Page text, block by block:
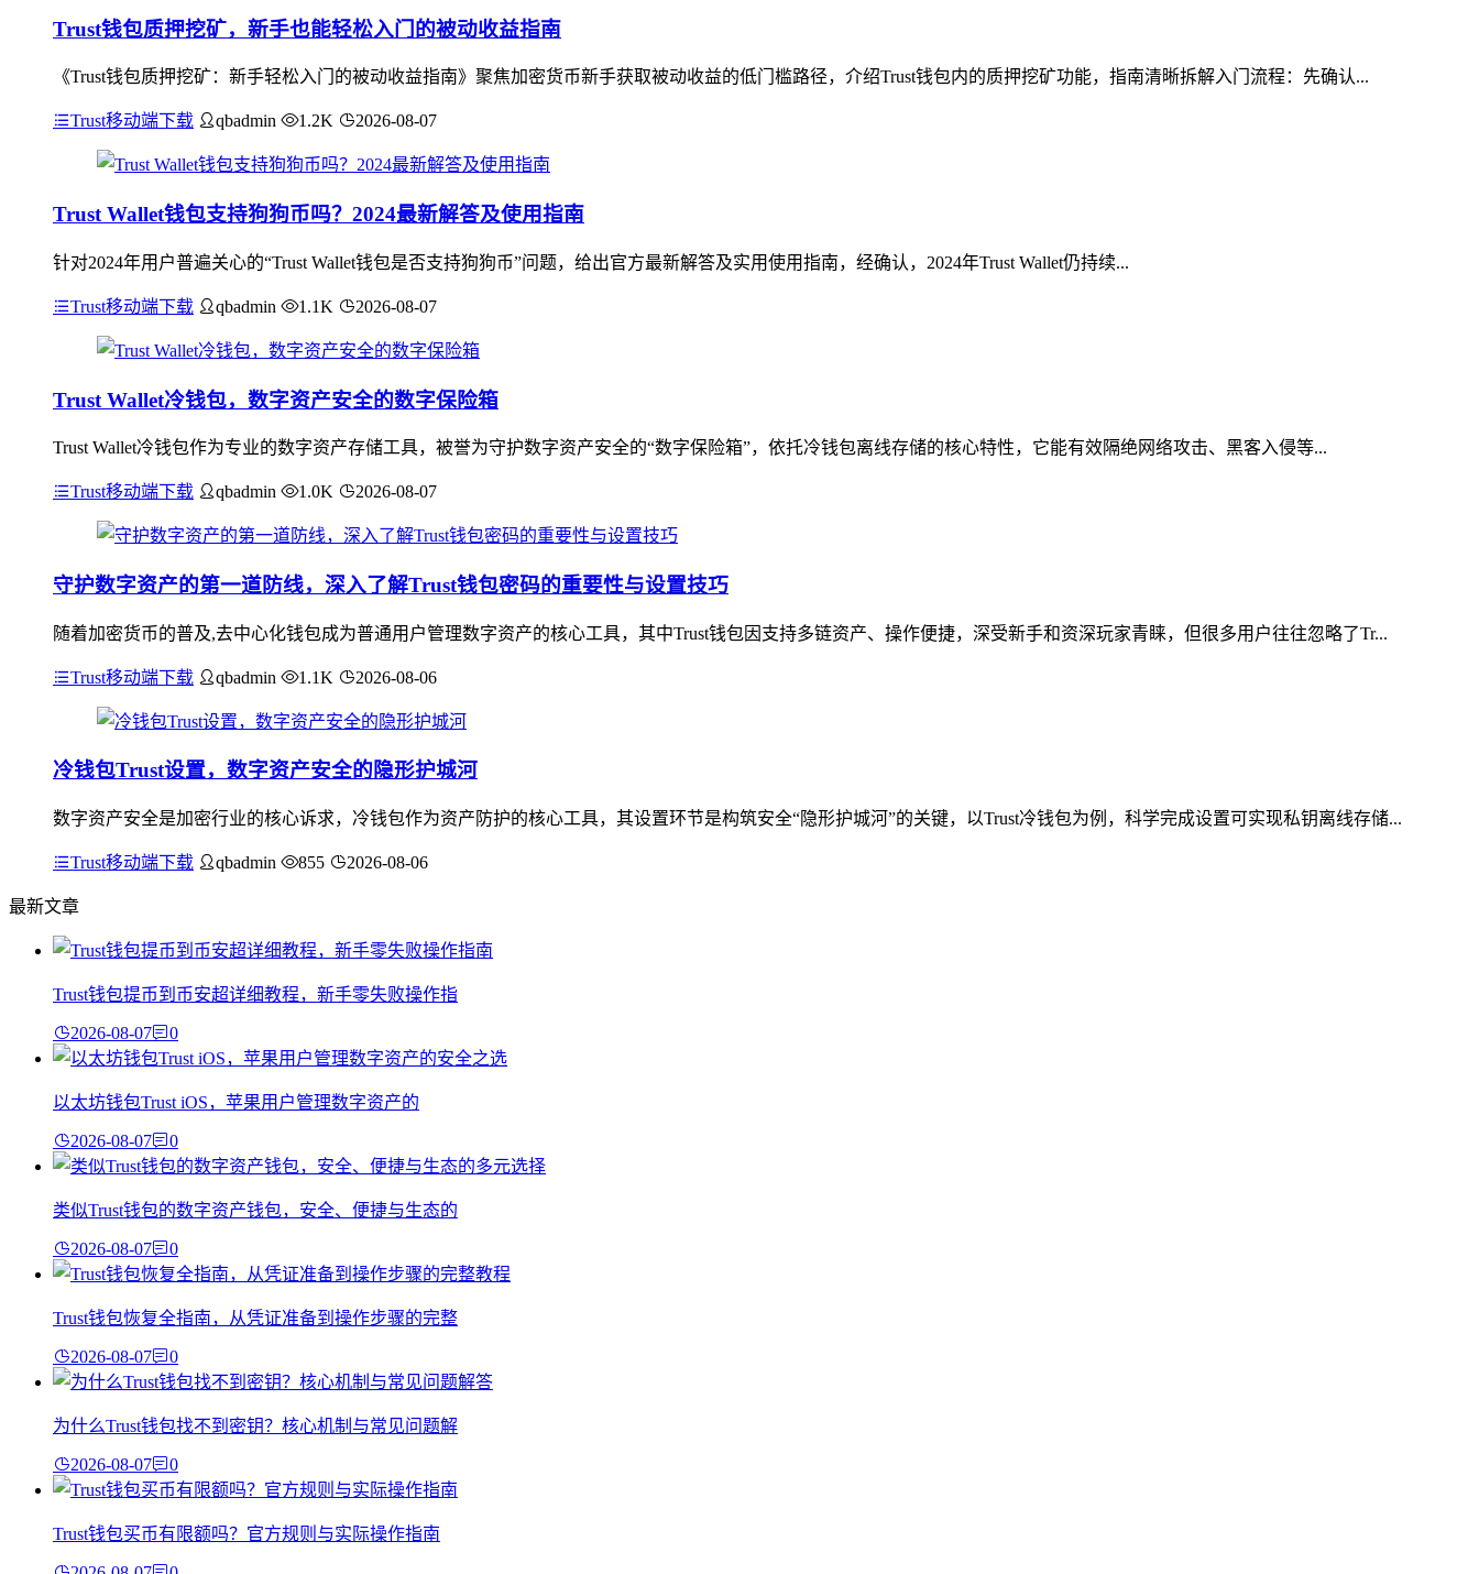
Trust钱包质押挖矿，新手也能轻松入门的被动收益指南
《Trust钱包质押挖矿：新手轻松入门的被动收益指南》聚焦加密货币新手获取被动收益的低门槛路径，介绍Trust钱包内的质押挖矿功能，指南清晰拆解入门流程：先确认...
Trust移动端下载 qbadmin 1.2K 2026-08-07
Trust Wallet钱包支持狗狗币吗？2024最新解答及使用指南
针对2024年用户普遍关心的“Trust Wallet钱包是否支持狗狗币”问题，给出官方最新解答及实用使用指南，经确认，2024年Trust Wallet仍持续...
Trust移动端下载 qbadmin 1.1K 2026-08-07
Trust Wallet冷钱包，数字资产安全的数字保险箱
Trust Wallet冷钱包作为专业的数字资产存储工具，被誉为守护数字资产安全的“数字保险箱”，依托冷钱包离线存储的核心特性，它能有效隔绝网络攻击、黑客入侵等...
Trust移动端下载 qbadmin 1.0K 2026-08-07
守护数字资产的第一道防线，深入了解Trust钱包密码的重要性与设置技巧
随着加密货币的普及,去中心化钱包成为普通用户管理数字资产的核心工具，其中Trust钱包因支持多链资产、操作便捷，深受新手和资深玩家青睐，但很多用户往往忽略了Tr...
Trust移动端下载 qbadmin 1.1K 2026-08-06
冷钱包Trust设置，数字资产安全的隐形护城河
数字资产安全是加密行业的核心诉求，冷钱包作为资产防护的核心工具，其设置环节是构筑安全“隐形护城河”的关键，以Trust冷钱包为例，科学完成设置可实现私钥离线存储...
Trust移动端下载 qbadmin 855 2026-08-06
最新文章
Trust钱包提币到币安超详细教程，新手零失败操作指
2026-08-07 0
以太坊钱包Trust iOS，苹果用户管理数字资产的
2026-08-07 0
类似Trust钱包的数字资产钱包，安全、便捷与生态的
2026-08-07 0
Trust钱包恢复全指南，从凭证准备到操作步骤的完整
2026-08-07 0
为什么Trust钱包找不到密钥？核心机制与常见问题解
2026-08-07 0
Trust钱包买币有限额吗？官方规则与实际操作指南